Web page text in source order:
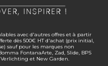
avec d'autres offres et à partir
dès 500€ HT d'achat (prix initial,
sauf pour les marques non
FontanaArte, Zad, Slide, BPS
Verlichting et New Garden.